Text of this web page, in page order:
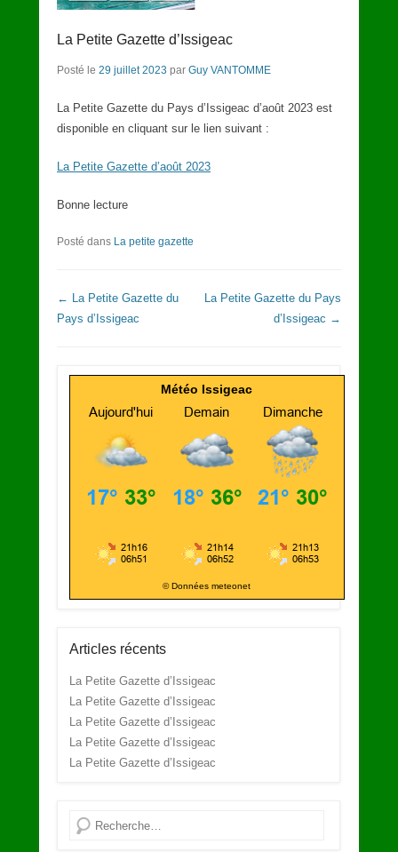
La Petite Gazette d’Issigeac
Posté le 29 juillet 2023 par Guy VANTOMME
La Petite Gazette du Pays d’Issigeac d’août 2023 est
disponible en cliquant sur le lien suivant :
La Petite Gazette d’août 2023
Bonne lecture
Posté dans La petite gazette
Navigation dans les articles
← La Petite Gazette du
Pays d’Issigeac
La Petite Gazette du Pays
d’Issigeac →
Météo Issigeac
© Données meteonet
Articles récents
La Petite Gazette d’Issigeac
La Petite Gazette d’Issigeac
La Petite Gazette d’Issigeac
La Petite Gazette d’Issigeac
La Petite Gazette d’Issigeac
Recherche